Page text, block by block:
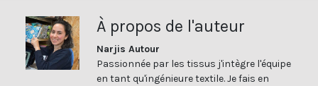
À propos de l'auteur
Narjis Autour
Passionnée par les tissus j'intègre l'équipe
en tant qu'ingénieure textile. Je fais en